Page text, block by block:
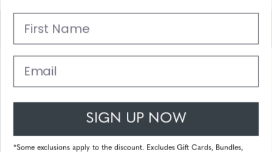
Support
First Name
Email
SIGN UP NOW
*Some exclusions apply to the discount. Excludes Gift Cards, Bundles,